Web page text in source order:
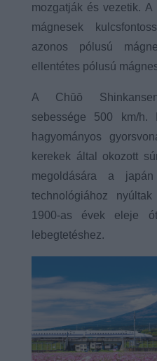
mozgatják és vezetik.
mágnesek
azonos pólusú
ellentétes pólusú
A Chūō
sebessége 500 km/h.
hagyományos
kerekek által okozott
megoldására a
technológiához
1900-as évek eleje
lebegtetéshez.